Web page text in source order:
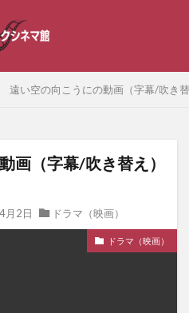
遠い空の向こうにの動画（字幕/吹き
画（字幕/吹き替え）
月2日 ドラマ（映画）
ドラマ（映画）